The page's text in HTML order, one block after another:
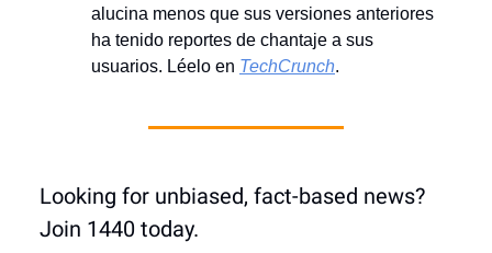
alucina menos que sus versiones anteriores
ha tenido reportes de chantaje a sus
usuarios. Léelo en TechCrunch.
Looking for unbiased, fact-based news?
Join 1440 today.